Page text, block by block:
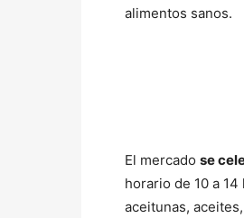
alimentos sanos.
El mercado se
horario de 10 a
aceitunas,